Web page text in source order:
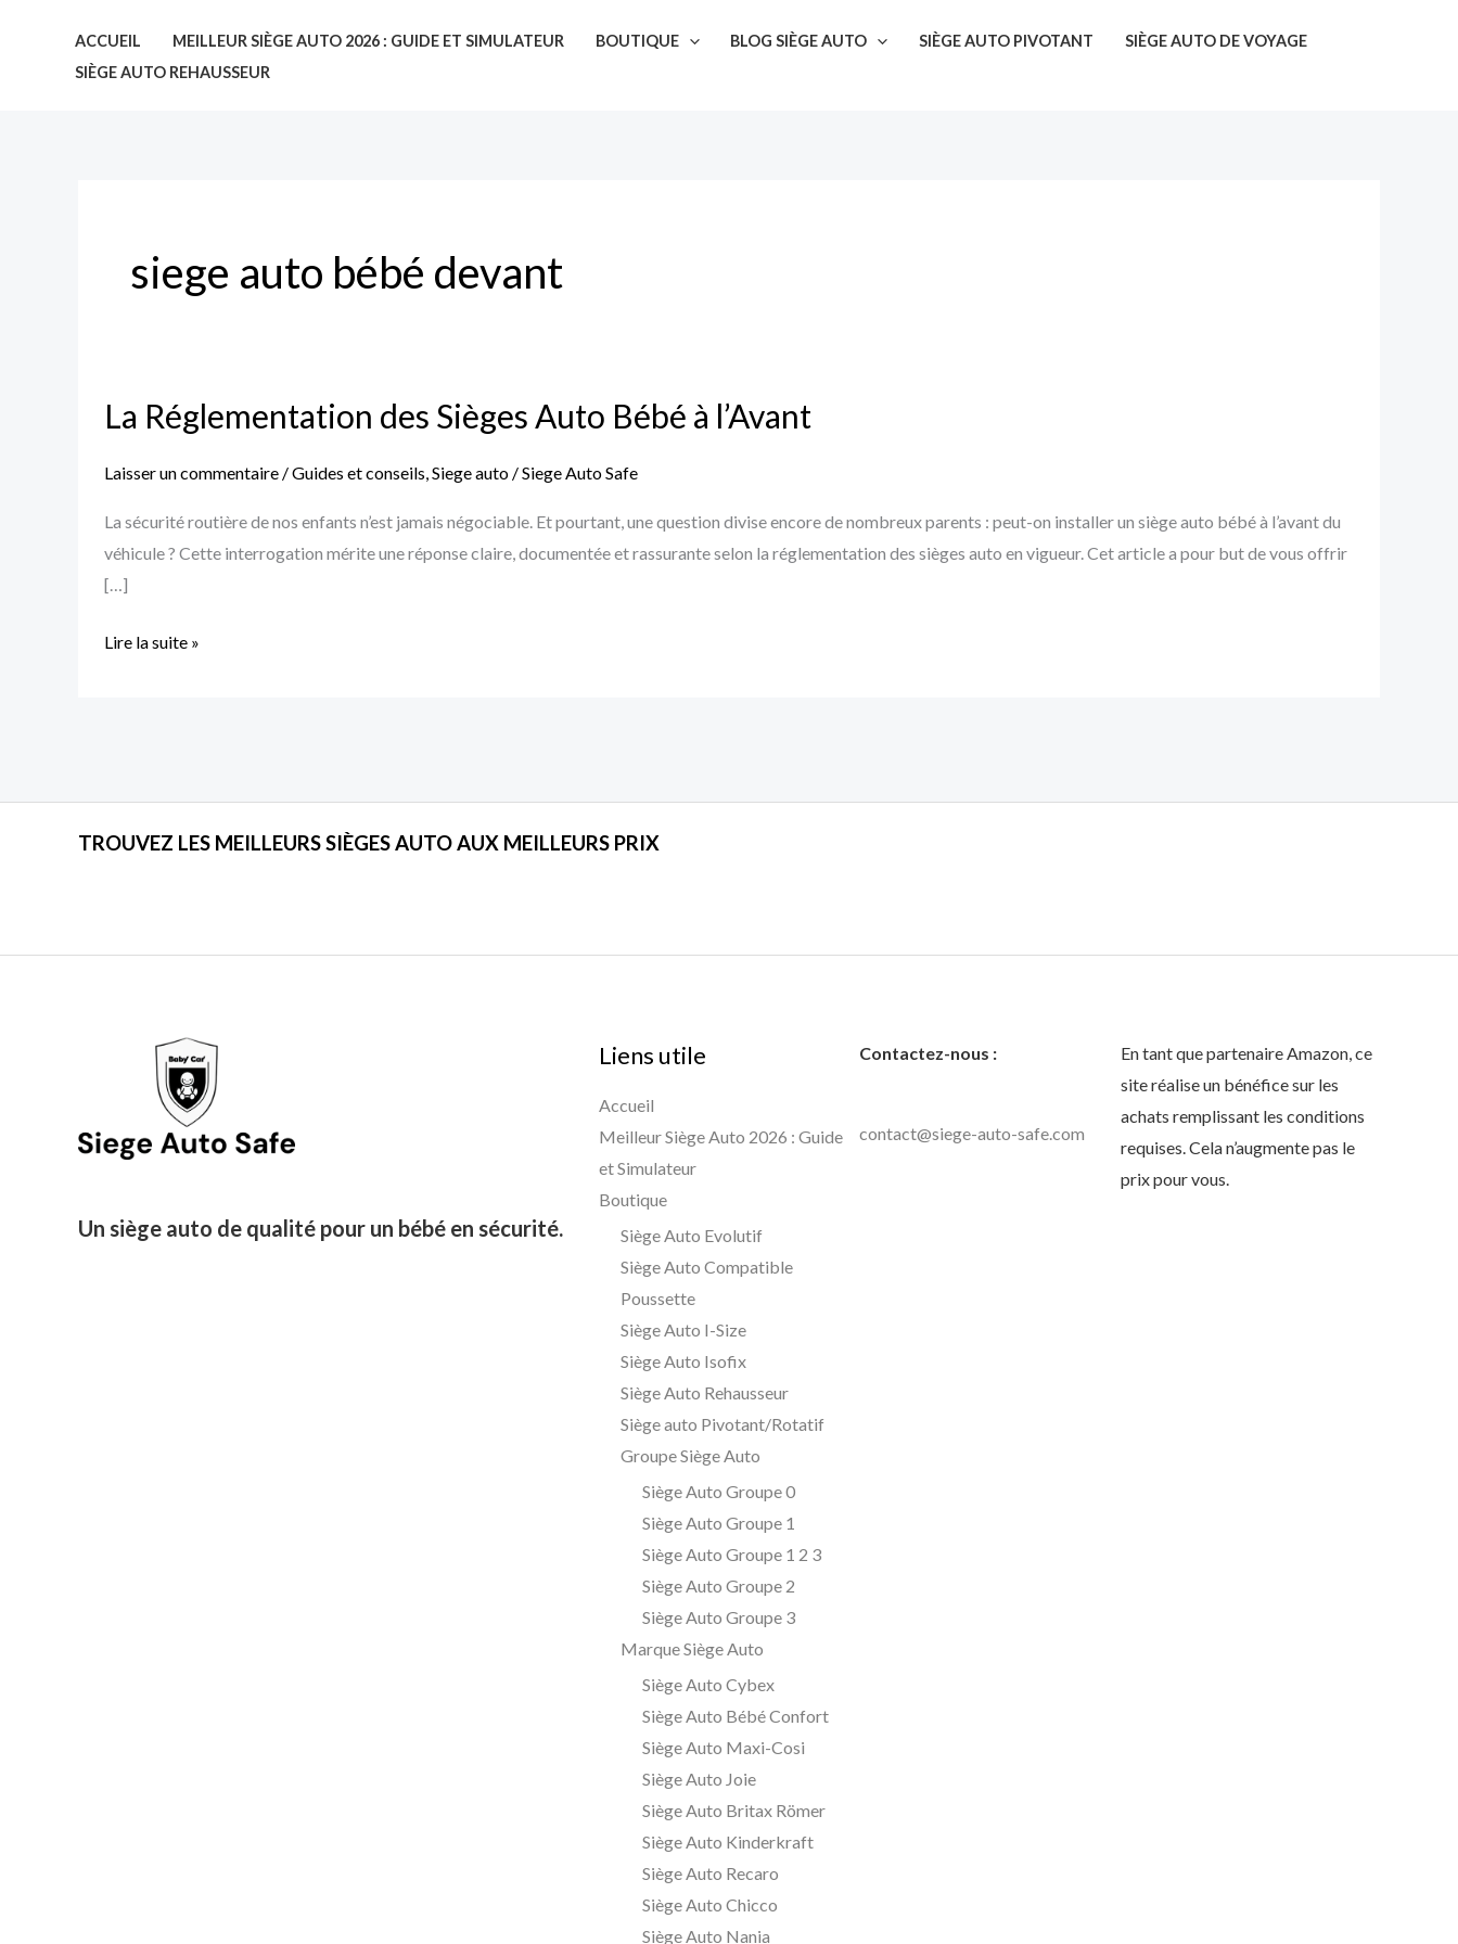
ACCUEIL MEILLEUR SIÈGE AUTO 2026 : GUIDE ET SIMULATEUR BOUTIQUE BLOG SIÈGE AUTO SIÈGE AUTO PIVOTANT
SIÈGE AUTO DE VOYAGE
SIÈGE AUTO REHAUSSEUR
siege auto bébé devant
La Réglementation des Sièges Auto Bébé à l’Avant
Laisser un commentaire /Guides et conseils,Siege auto /Siege Auto Safe
La sécurité routière de nos enfants n’est jamais négociable. Et pourtant, une question divise encore de nombreux parents : peut-on installer un siège auto bébé à l’avant du
véhicule ? Cette interrogation mérite une réponse claire, documentée et rassurante selon la réglementation des sièges auto en vigueur. Cet article a pour but de vous offrir
[…]
Réglementation
Sièges
Lire la suite »
TROUVEZ LES MEILLEURS SIÈGES AUTO AUX MEILLEURS PRIX
Un siège auto de qualité pour un bébé en sécurité.
Liens utile
Accueil
Meilleur Siège Auto 2026 : Guide
et Simulateur
Boutique
Siège Auto Evolutif
Siège Auto Compatible
Poussette
Siège Auto I-Size
Siège Auto Isofix
Siège Auto Rehausseur
Siège auto Pivotant/Rotatif
Groupe Siège Auto
Siège Auto Groupe 0
Siège Auto Groupe 1
Siège Auto Groupe 1 2 3
Siège Auto Groupe 2
Siège Auto Groupe 3
Marque Siège Auto
Siège Auto Cybex
Siège Auto Bébé Confort
Siège Auto Maxi-Cosi
Siège Auto Joie
Siège Auto Britax Römer
Siège Auto Kinderkraft
Siège Auto Recaro
Siège Auto Chicco
Siège Auto Nania
Contactez-nous :
contact@siege-auto-safe.com
En tant que partenaire Amazon, ce
site réalise un bénéfice sur les
achats remplissant les conditions
requises. Cela n’augmente pas le
prix pour vous.